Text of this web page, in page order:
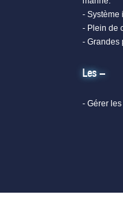
- Système
- Plein de
- Grandes
Les –
- Gérer